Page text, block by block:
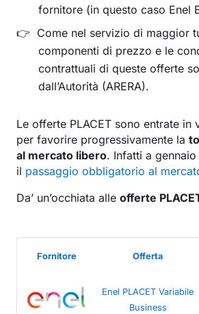
fornitore (in questo caso Enel
Come nel servizio di maggior
componenti di prezzo e le
contrattuali di queste offerte
dall’Autorità (ARERA).
Le offerte PLACET sono entrate in
per favorire progressivamente la
al mercato libero. Infatti a
il passaggio obbligatorio al
Da’ un’occhiata alle offerte
Fornitore Offerta
Enel PLACET Variabile
Business